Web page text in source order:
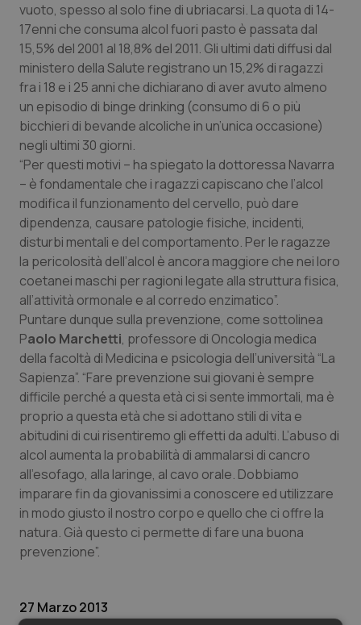
Provincia Autonoma di Trento
Puglia
Sardegna
Sicilia
Toscana
Umbria
Valle D’Aosta
Veneto
Ipertensione & Scompenso
Malattie rare
Malattia di Crohn & Rettocolite Ulcerosa
Neuroscienze & patologie neurodegenerative
Obesità
Oftalmologia
Oncodermatologia
Oncoematologia
Oncologia & Nutrizione
Psoriasi & pelle
Quotidiano Cardiologia
Quotidiano Chirurgia
Quotidiano Oncologia
Quotidiano Pediatria
Rene & patologie urogenitali
vuoto, spesso al solo fine di ubriacarsi. La quota di 14-
17enni che consuma alcol fuori pasto è passata dal
15,5% del 2001 al 18,8% del 2011. Gli ultimi dati diffusi dal
ministero della Salute registrano un 15,2% di ragazzi
fra i 18 e i 25 anni che dichiarano di aver avuto almeno
un episodio di binge drinking (consumo di 6 o più
bicchieri di bevande alcoliche in un’unica occasione)
negli ultimi 30 giorni.
“Per questi motivi – ha spiegato la dottoressa Navarra
– è fondamentale che i ragazzi capiscano che l’alcol
modifica il funzionamento del cervello, può dare
dipendenza, causare patologie fisiche, incidenti,
disturbi mentali e del comportamento. Per le ragazze
la pericolosità dell’alcol è ancora maggiore che nei loro
coetanei maschi per ragioni legate alla struttura fisica,
all’attività ormonale e al corredo enzimatico”.
Puntare dunque sulla prevenzione, come sottolinea
Paolo Marchetti, professore di Oncologia medica
della facoltà di Medicina e psicologia dell’università “La
Sapienza”. “Fare prevenzione sui giovani è sempre
difficile perché a questa età ci si sente immortali, ma è
proprio a questa età che si adottano stili di vita e
abitudini di cui risentiremo gli effetti da adulti. L’abuso di
alcol aumenta la probabilità di ammalarsi di cancro
all’esofago, alla laringe, al cavo orale. Dobbiamo
imparare fin da giovanissimi a conoscere ed utilizzare
in modo giusto il nostro corpo e quello che ci offre la
natura. Già questo ci permette di fare una buona
prevenzione”.
27 Marzo 2013